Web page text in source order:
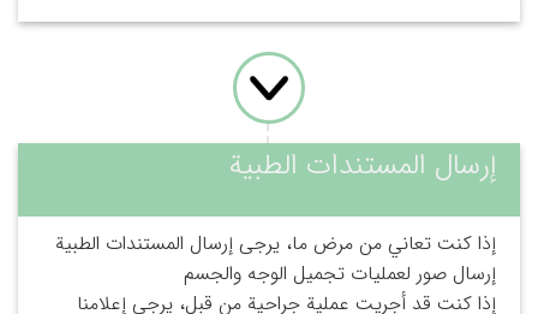
إرسال المستندات الطبية
إذا كنت تعاني من مرض ما، يرجى إرسال المستندات الطبية
إرسال صور لعمليات تجميل الوجه والجسم
إذا كنت قد أجريت عملية جراحية من قبل، يرجى إعلامنا